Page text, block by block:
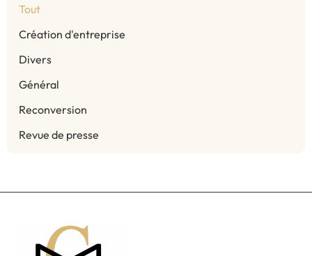
Création d'entreprise
Divers
Général
Reconversion
Revue de presse
Tout